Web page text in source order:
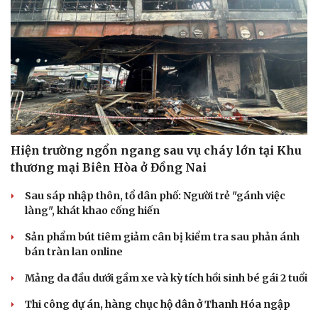
Văn hóa
Sân khấu - Điện ảnh
Văn học
Âm nhạc
Giải trí
Nghệ sĩ
Thời trang
Sao Việt
Hiện trường ngổn ngang sau vụ cháy lớn tại Khu
thương mại Biên Hòa ở Đồng Nai
Sau sáp nhập thôn, tổ dân phố: Người trẻ "gánh việc
làng", khát khao cống hiến
Sản phẩm bút tiêm giảm cân bị kiểm tra sau phản ánh
bán tràn lan online
Mảng da đầu dưới gầm xe và kỳ tích hồi sinh bé gái 2 tuổi
Thi công dự án, hàng chục hộ dân ở Thanh Hóa ngập